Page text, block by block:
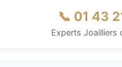
📞 01 43
Experts Joailliers